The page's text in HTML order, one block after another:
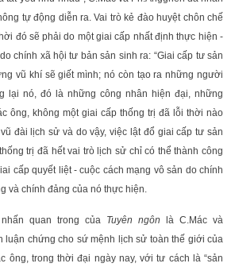
tự động diễn ra. Vai trò kẻ đào huyệt chôn chế
đó sẽ phải do một giai cấp nhất định thực hiện -
chính xã hội tư bản sản sinh ra: “Giai cấp tư sản
vũ khí sẽ giết mình; nó còn tạo ra những người
lại nó, đó là những công nhân hiện đại, những
ông, không một giai cấp thống trị đã lỗi thời nào
đài lịch sử và do vậy, việc lật đổ giai cấp tư sản
trị đã hết vai trò lịch sử chỉ có thể thành công
cấp quyết liệt - cuộc cách mạng vô sản do chính
và chính đảng của nó thực hiện.
quan trong của Tuyên ngôn là C.Mác và
luận chứng cho sứ mệnh lịch sử toàn thế giới của
ông, trong thời đại ngày nay, với tư cách là “sản